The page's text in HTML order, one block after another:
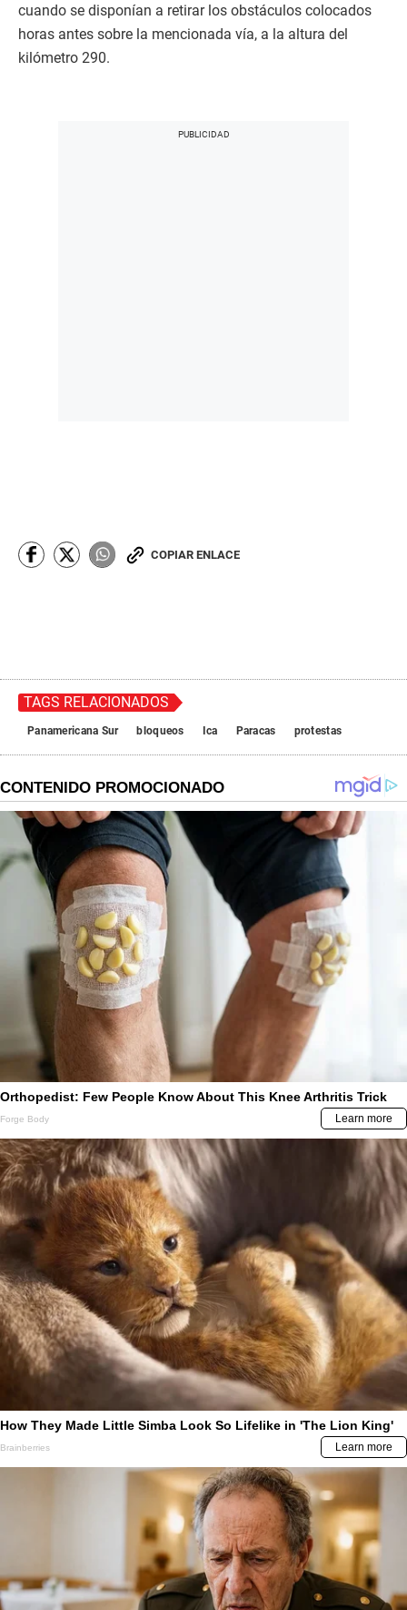
cuando se disponían a retirar los obstáculos colocados
horas antes sobre la mencionada vía, a la altura del
kilómetro 290.
COPIAR ENLACE
TAGS RELACIONADOS
Panamericana Sur bloqueos Ica Paracas protestas